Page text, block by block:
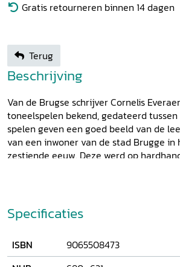
Gratis retourneren binnen 14 dagen
Terug
Beschrijving
Van de Brugse schrijver Cornelis
toneelspelen bekend, gedateerd tussen
spelen geven een goed beeld van de
van een inwoner van de stad Brugge in
zestiende eeuw. Deze werd op
geconfronteerd met vernieuwingen op
godsdienstig, economisch én politiek
in zijn werk de nieuwe tijd door.
tussen 1898 en 1920 voor het eerst
uitgave - met een uitvoerige inleiding
bevat over auteur en werk, een
Specificaties
ISBN
9065508473